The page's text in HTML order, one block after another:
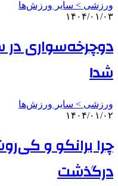
ورزشی > سایر ورزش‌ها
۱۴۰۴/۰۱/۰۳
شد!
ورزشی > سایر ورزش‌ها
۱۴۰۴/۰۱/۰۲
چرا برانکو و
درگذشت